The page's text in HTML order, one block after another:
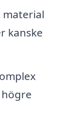
material
kanske